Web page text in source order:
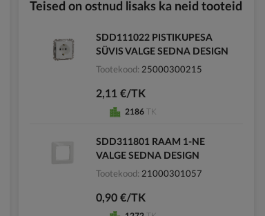
Teised on ostnud lisaks ka neid tooteid
SDD111022 PISTIKUPESA
SÜVIS VALGE SEDNA DESIGN
Tootekood 25000300215
2,11 €/TK
2186 TK
SDD311801 RAAM 1-NE
VALGE SEDNA DESIGN
Tootekood 21000301057
0,90 €/TK